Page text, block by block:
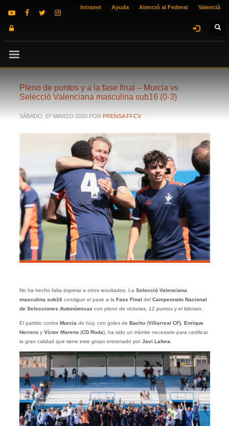
Intranet Ayuda Atenció al Federat Valencià
Pleno de puntos y a la fase final – Murcia vs
Selecció Valenciana masculina sub16 (0-3)
SÁBADO, 07 MARZO 2020 POR PRENSA FFCV
No ha hecho falta esperar a otros resultados. La Selecció Valenciana
masculina sub16 consigue el pase a la Fase Final del Campeonato Nacional
de Selecciones Autonómicas con pleno de victorias, 12 puntos y el liderato.
El partido contra Murcia de hoy, con goles de Bachu(Villarreal CF), Enrique
Herreroy Víctor Moreno(CD Roda), ha sido un trámite necesario para certificar
la gran calidad que tiene este grupo entrenado porJavi Lafora